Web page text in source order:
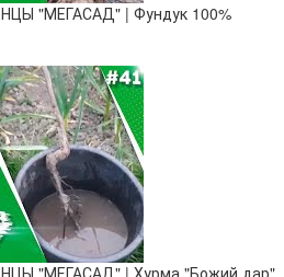
"МЕГАСАД" | Фундук 100%
"МЕГАСАД" | Хурма "Божий дар"